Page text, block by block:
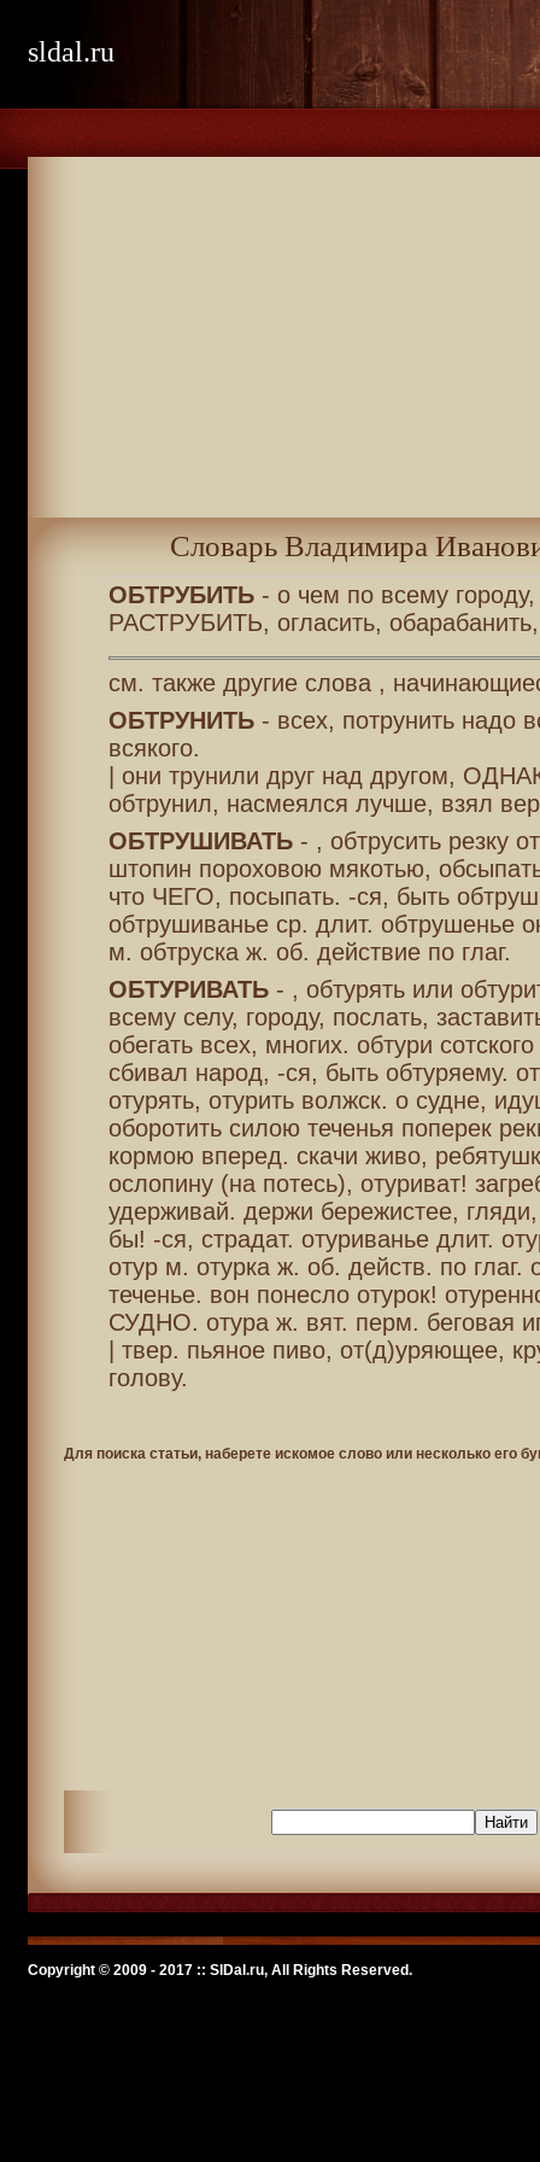
sldal.ru
Словарь Владимира
ОБТРУБИТЬ- о чем по всему городу,
РАСТРУБИТЬ, огласить, обарабанить,
см. также другие слова ,
ОБТРУНИТЬ- всех, потрунить надо
всякого.
| они трунили друг над другом,
обтрунил, насмеялся лучше, взял
ОБТРУШИВАТЬ- , обтрусить резку
штопин пороховою мякотью,
что ЧЕГО, посыпать. -ся, быть
обтрушиванье ср. длит. обтрушенье
м. обтруска ж. об. действие по глаг.
ОБТУРИВАТЬ- , обтурять или
всему селу, городу, послать,
обегать всех, многих. обтури
сбивал народ, -ся, быть обтуряему.
отурять, отурить волжск. о судне,
оборотить силою теченья поперек
кормою вперед. скачи живо,
ослопину (на потесь), отуриват!
удерживай. держи бережистее,
бы! -ся, страдат. отуриванье длит.
отур м. отурка ж. об. действ. по глаг.
теченье. вон понесло отурок!
СУДНО. отура ж. вят. перм. беговая
| твер. пьяное пиво, от(д)уряющее,
голову.
Для поиска статьи, наберете искомое слово или несколько его
Copyright © 2009 - 2017 :: SlDal.ru, All Rights Reserved.